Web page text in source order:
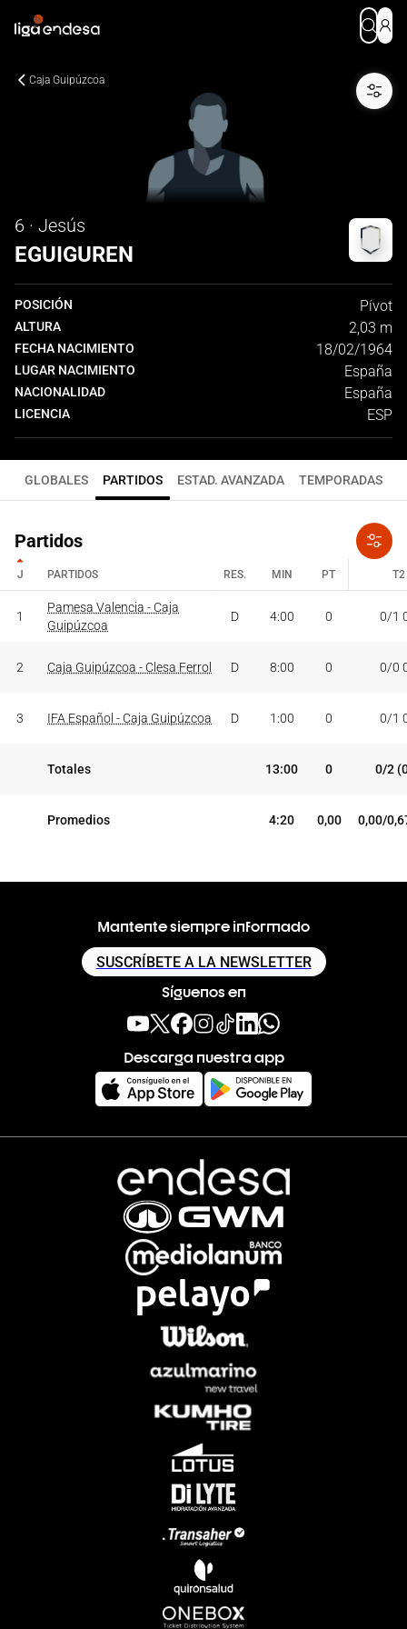
Caja Guipúzcoa
6 · Jesús
EGUIGUREN
POSICIÓN Pívot
ALTURA 2,03 m
FECHA NACIMIENTO 18/02/1964
LUGAR NACIMIENTO España
NACIONALIDAD España
LICENCIA ESP
GLOBALES PARTIDOS ESTAD. AVANZADA TEMPORADAS
Partidos
J PARTIDOS RES. MIN PT T2
PARTIDOS
1
Pamesa Valencia - Caja
Guipúzcoa
D 4:00 0 0/1
2 Caja Guipúzcoa - Clesa Ferrol D 8:00 0 0/0
3 IFA Español - Caja Guipúzcoa D 1:00 0 0/1
Totales 13:00 0 0/2
Promedios 4:20 0,00 0,00/
Mantente siempre informado
SUSCRÍBETE A LA NEWSLETTER
Síguenos en
Descarga nuestra app